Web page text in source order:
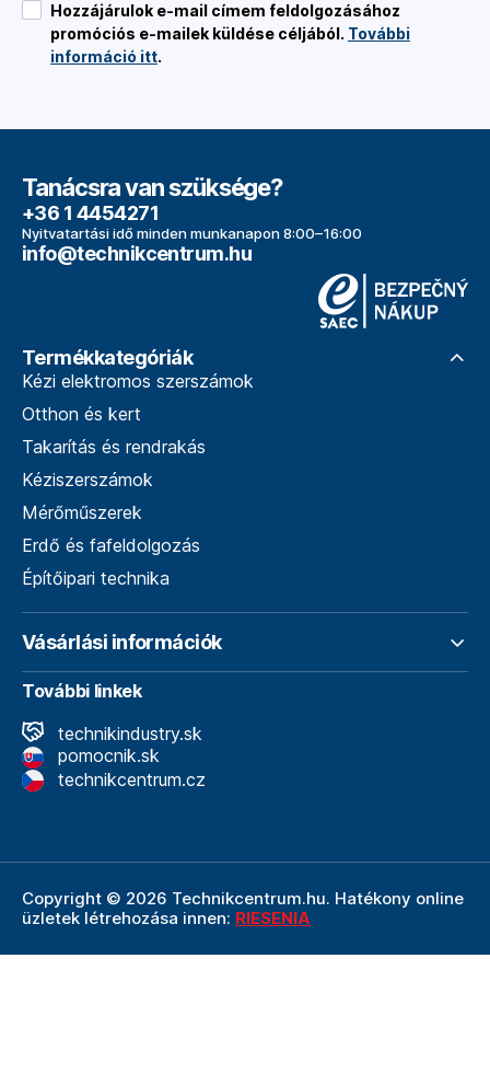
Hozzájárulok e-mail címem feldolgozásához
promóciós e-mailek küldése céljából. További
információ itt.
Tanácsra van szüksége?
+36 1 4454271
Nyitvatartási idő minden munkanapon 8:00–16:00
info@technikcentrum.hu
Termékkategóriák
Kézi elektromos szerszámok
Otthon és kert
Takarítás és rendrakás
Kéziszerszámok
Mérőműszerek
Erdő és fafeldolgozás
Építőipari technika
Vásárlási információk
További linkek
technikindustry.sk
pomocnik.sk
technikcentrum.cz
Copyright © 2026 Technikcentrum.hu. Hatékony online
üzletek létrehozása innen: RIESENIA